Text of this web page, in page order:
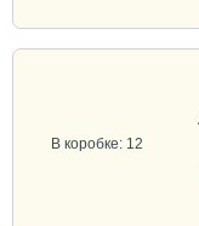
В коробке: 12